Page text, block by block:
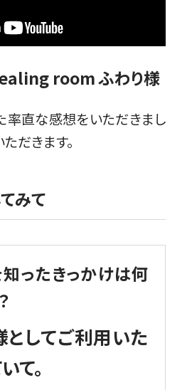
room ふわり様
率直な感想をいただきまし
だきます。
みて
ったきっかけは何
としてご利用いた
て。